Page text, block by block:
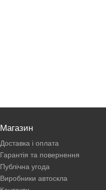
Магазин
Доставка і оплата
Гарантія та повернення
Публічна угода
Виробники автоскла